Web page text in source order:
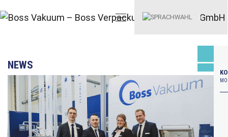
NEWS